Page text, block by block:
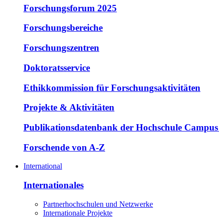
Forschungsforum 2025
Forschungsbereiche
Forschungszentren
Doktoratsservice
Ethikkommission für Forschungsaktivitäten
Projekte & Aktivitäten
Publikationsdatenbank der Hochschule
Forschende von A-Z
International
Internationales
Partnerhochschulen und Netzwerke
Internationale Projekte